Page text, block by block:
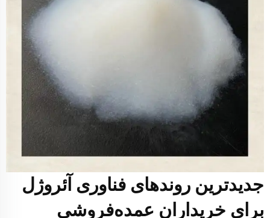
جدیدترین روندهای فناوری آئروژل
برای خریداران عمده‌فروشی